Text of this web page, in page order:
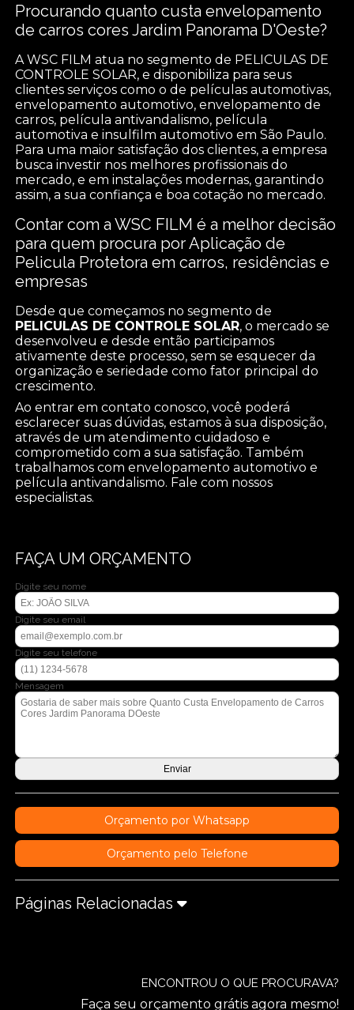
Procurando quanto custa envelopamento
de carros cores Jardim Panorama D'Oeste?
A WSC FILM atua no segmento de PELICULAS DE
CONTROLE SOLAR, e disponibiliza para seus
clientes serviços como o de películas automotivas,
envelopamento automotivo, envelopamento de
carros, película antivandalismo, película
automotiva e insulfilm automotivo em São Paulo.
Para uma maior satisfação dos clientes, a empresa
busca investir nos melhores profissionais do
mercado, e em instalações modernas, garantindo
assim, a sua confiança e boa cotação no mercado.
Contar com a WSC FILM é a melhor decisão
para quem procura por Aplicação de
Pelicula Protetora em carros, residências e
empresas
Desde que começamos no segmento de
PELICULAS DE CONTROLE SOLAR, o mercado se
desenvolveu e desde então participamos
ativamente deste processo, sem se esquecer da
organização e seriedade como fator principal do
crescimento.
Ao entrar em contato conosco, você poderá
esclarecer suas dúvidas, estamos à sua disposição,
através de um atendimento cuidadoso e
comprometido com a sua satisfação. Também
trabalhamos com envelopamento automotivo e
película antivandalismo. Fale com nossos
especialistas.
FAÇA UM ORÇAMENTO
Digite seu nome
Digite seu email
Digite seu telefone
Mensagem
Orçamento por Whatsapp
Orçamento pelo Telefone
Páginas Relacionadas
ENCONTROU O QUE PROCURAVA?
Faça seu orçamento grátis agora mesmo!